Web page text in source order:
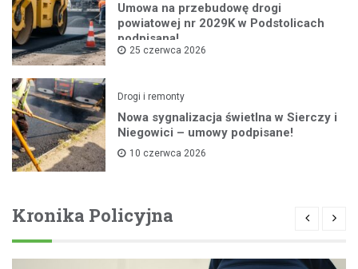
Umowa na przebudowę drogi
powiatowej nr 2029K w Podstolicach
podpisana!
25 czerwca 2026
Drogi i remonty
Nowa sygnalizacja świetlna w Sierczy i
Niegowici – umowy podpisane!
10 czerwca 2026
Kronika Policyjna